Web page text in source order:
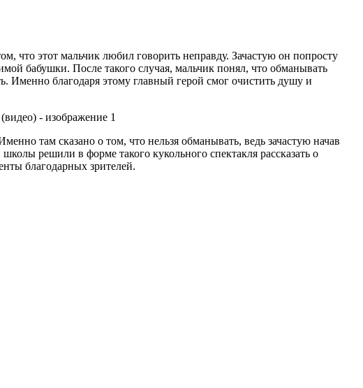
что этот мальчик любил говорить неправду. Зачастую он попросту
бабушки. После такого случая, мальчик понял, что обманывать
Именно благодаря этому главный герой смог очистить душу и
там сказано о том, что нельзя обманывать, ведь зачастую начав
решили в форме такого кукольного спектакля рассказать о
благодарных зрителей.